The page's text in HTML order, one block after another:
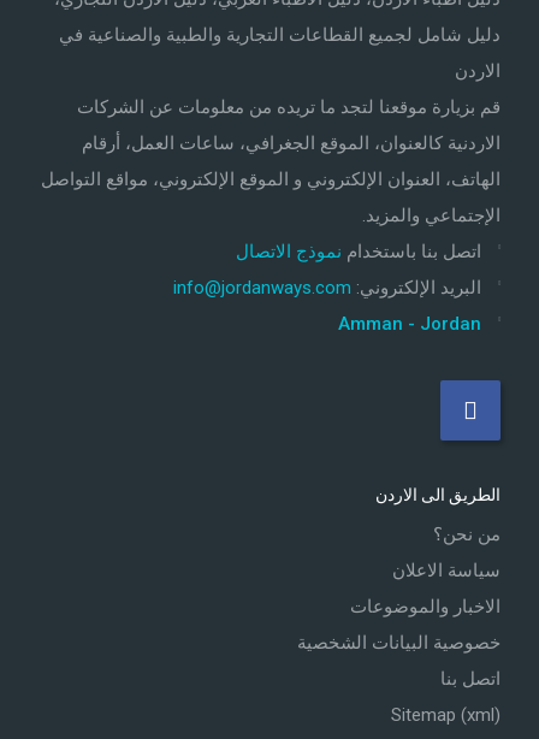
دليل شامل لجميع القطاعات التجارية والطبية والصناعية في
الاردن
قم بزيارة موقعنا لتجد ما تريده من معلومات عن الشركات
الاردنية كالعنوان، الموقع الجغرافي، ساعات العمل، أرقام
الهاتف، العنوان الإلكتروني و الموقع الإلكتروني، مواقع التواصل
الإجتماعي والمزيد.
اتصل بنا باستخدام نموذج الاتصال
البريد الإلكتروني:
info@jordanways.com
Amman - Jordan
الطريق الى الاردن
من نحن؟
سياسة الاعلان
الاخبار والموضوعات
خصوصية البيانات الشخصية
اتصل بنا
Sitemap (xml)